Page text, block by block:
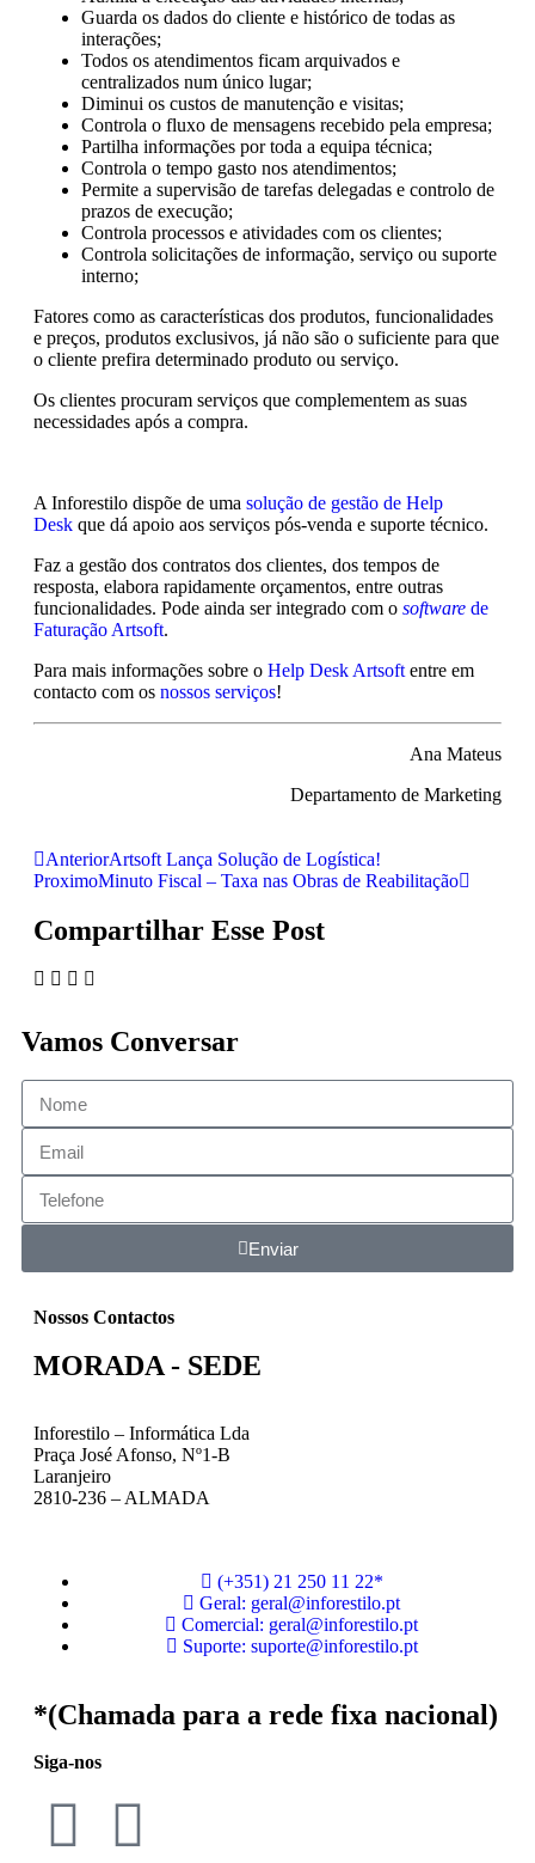
Guarda os dados do cliente e histórico de todas as
interações;
Todos os atendimentos ficam arquivados e
centralizados num único lugar;
Diminui os custos de manutenção e visitas;
Controla o fluxo de mensagens recebido pela empresa;
Partilha informações por toda a equipa técnica;
Controla o tempo gasto nos atendimentos;
Permite a supervisão de tarefas delegadas e controlo de
prazos de execução;
Controla processos e atividades com os clientes;
Controla solicitações de informação, serviço ou suporte
interno;
Fatores como as características dos produtos, funcionalidades
e preços, produtos exclusivos, já não são o suficiente para que
o cliente prefira determinado produto ou serviço.
Os clientes procuram serviços que complementem as suas
necessidades após a compra.
A Inforestilo dispõe de uma solução de gestão de Help
Desk que dá apoio aos serviços pós-venda e suporte técnico.
Faz a gestão dos contratos dos clientes, dos tempos de
resposta, elabora rapidamente orçamentos, entre outras
funcionalidades. Pode ainda ser integrado com o software de
Faturação Artsoft.
Para mais informações sobre o Help Desk Artsoft entre em
contacto com os nossos serviços!
Ana Mateus
Departamento de Marketing
AnteriorArtsoft Lança Solução de Logística!
ProximoMinuto Fiscal – Taxa nas Obras de Reabilitação
Compartilhar Esse Post
Vamos Conversar
Enviar
Nossos Contactos
MORADA - SEDE
Inforestilo – Informática Lda
Praça José Afonso, Nº1-B
Laranjeiro
2810-236 – ALMADA
(+351) 21 250 11 22*
Geral: geral@inforestilo.pt
Comercial: geral@inforestilo.pt
Suporte: suporte@inforestilo.pt
*(Chamada para a rede fixa nacional)
Siga-nos